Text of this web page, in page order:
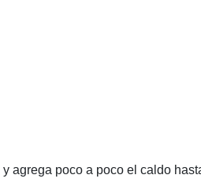
agrega poco a poco el caldo